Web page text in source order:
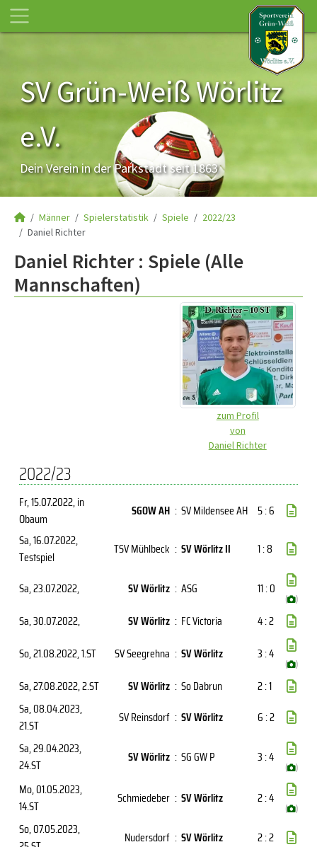
SV Grün-Weiß Wörlitz
e.V.
Dein Verein in der Parkstadt seit 1863
Männer Spielerstatistik Spiele
2022/23
Daniel Richter
Daniel Richter : Spiele (Alle
Mannschaften)
zum Profil
von
Daniel Richter
2022/23
Fr, 15.07.2022, in
Obaum
SGOW AH : SV Mildensee AH 5 : 6
Sa, 16.07.2022,
Testspiel
TSV Mühlbeck : SV Wörlitz II 1 : 8
Sa, 23.07.2022, SV Wörlitz : ASG 11 : 0
( )
Sa, 30.07.2022, SV Wörlitz : FC Victoria
4 : 2
So, 21.08.2022, 1.ST SV Seegrehna : SV Wörlitz 3 : 4
( )
Sa, 27.08.2022, 2.ST SV Wörlitz : So Dabrun
2 : 1
Sa, 08.04.2023,
21.ST
SV Reinsdorf : SV Wörlitz
6 : 2
Sa, 29.04.2023,
24.ST
SV Wörlitz : SG GW P 3 : 4
( )
Mo, 01.05.2023,
14.ST
Schmiedeber : SV Wörlitz 2 : 4
( )
So, 07.05.2023,
Nudersdorf : SV Wörlitz
2 : 2